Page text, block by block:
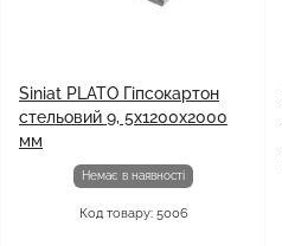
Siniat PLATO Гіпсокартон
стельовий 9, 5x1200x2000
мм
Немає в наявності
Код товару: 5006